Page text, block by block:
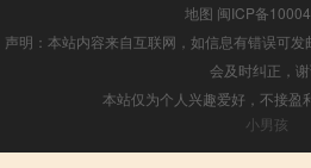
地图 闽ICP备
声明：本站内容来自互联网，如信息有错误可
会及时纠正，
本站仅为个人兴趣爱好，不接盈
小男孩